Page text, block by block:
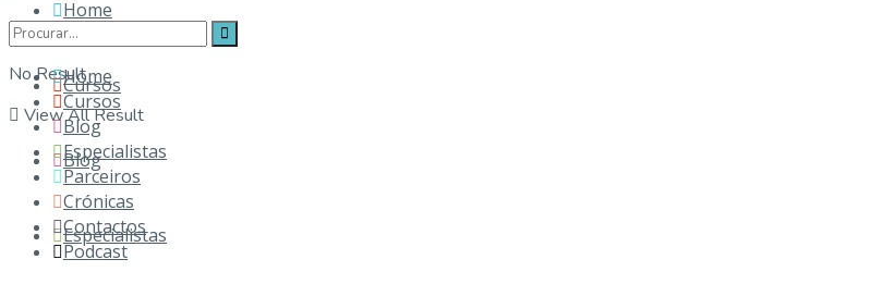
No Result
View All Result
Home
Cursos
Blog
Especialistas
Home
Cursos
Blog
Especialistas
Parceiros
Crónicas
Contactos
Podcast